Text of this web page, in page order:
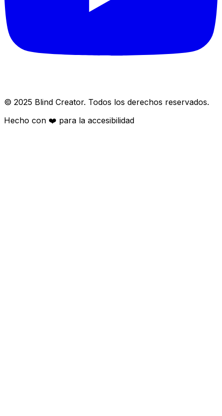
© 2025 Blind Creator. Todos los derechos reservados.
Hecho con ❤️ para la accesibilidad